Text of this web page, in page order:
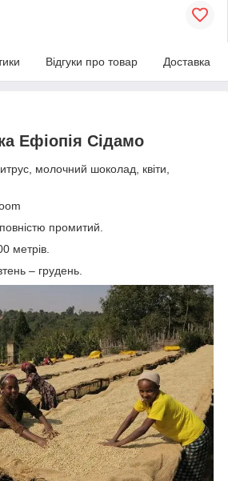
Відгуки про товар Доставка
Ефіопія Сідамо
молочний шоколад, квіти,
промитий.
метрів.
– грудень.